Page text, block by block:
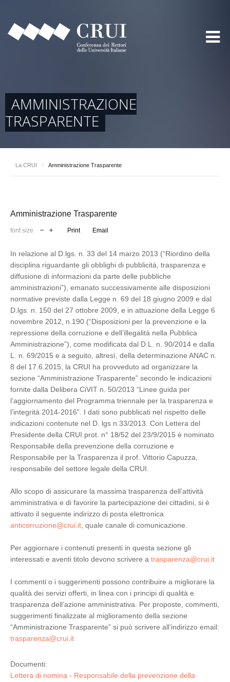
AMMINISTRAZIONE
TRASPARENTE
La CRUI / Amministrazione Trasparente
Amministrazione Trasparente
font size Print Email
In relazione al D.lgs. n. 33 del 14 marzo 2013 (“Riordino della
disciplina riguardante gli obblighi di pubblicità, trasparenza e
diffusione di informazioni da parte delle pubbliche
amministrazioni”), emanato successivamente alle disposizioni
normative previste dalla Legge n. 69 del 18 giugno 2009 e dal
D.lgs. n. 150 del 27 ottobre 2009, e in attuazione della Legge 6
novembre 2012, n.190 (“Disposizioni per la prevenzione e la
repressione della corruzione e dell’illegalità nella Pubblica
Amministrazione”), come modificata dal D.L. n. 90/2014 e dalla
L. n. 69/2015 e a seguito, altresì, della determinazione ANAC n.
8 del 17.6.2015, la CRUI ha provveduto ad organizzare la
sezione “Amministrazione Trasparente” secondo le indicazioni
fornite dalla Delibera CiVIT n. 50/2013 “Linee guida per
l’aggiornamento del Programma triennale per la trasparenza e
l’integrità 2014-2016”. I dati sono pubblicati nel rispetto delle
indicazioni contenute nel D. lgs n.33/2013. Con Lettera del
Presidente della CRUI prot. n° 18/52 del 23/9/2015 è nominato
Responsabile della prevenzione della corruzione e
Responsabile per la Trasparenza il prof. Vittorio Capuzza,
responsabile del settore legale della CRUI.
Allo scopo di assicurare la massima trasparenza dell’attività
amministrativa e di favorire la partecipazione dei cittadini, si è
attivato il seguente indirizzo di posta elettronica
anticorruzione@crui.it , quale canale di comunicazione.
Per aggiornare i contenuti presenti in questa sezione gli
interessati e aventi titolo devono scrivere a trasparenza@crui.it
I commenti o i suggerimenti possono contribuire a migliorare la
qualità dei servizi offerti, in linea con i principi di qualità e
trasparenza dell’azione amministrativa. Per proposte, commenti,
suggerimenti finalizzate al miglioramento della sezione
“Amministrazione Trasparente” si può scrivere all’indirizzo email:
trasparenza@crui.it
Documenti:
Lettera di nomina - Responsabile della prevenzione della